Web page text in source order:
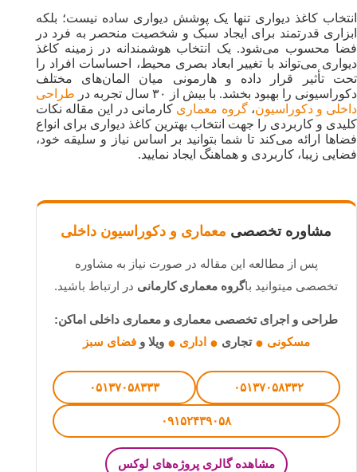
انتخاب کاغذ دیواری تنها یک پوشش دیواری ساده نیست؛ بلکه
ابزاری قدرتمند برای ایجاد سبک و شخصیت منحصر به فرد در
فضا محسوب می‌شود. یک انتخاب هوشمندانه در زمینه کاغذ
دیواری می‌تواند با تغییر ابعاد بصری محیط، احساسات افراد را
تحت تأثیر قرار داده و هارمونی میان المان‌های مختلف
دکوراسیونی را بهبود بخشد. با بیش از ۳۰ سال تجربه در
طراحی
داخلی و دکوراسیون،گروه معماری کارمانی در این مقاله نکات
کلیدی و کاربردی را جهت انتخاب بهترین کاغذ دیواری برای انواع
فضاها ارائه می‌کند تا شما بتوانید بر اساس نیاز و سلیقه خود،
فضایی زیبا، کاربردی و هماهنگ ایجاد نمایید.
مشاوره تخصصی معماری و دکوراسیون داخلی
پس از مطالعه این مقاله در صورت نیاز به مشاوره
تخصصی میتوانید باگروه معماری کارمانی در ارتباط باشید.
طراحی و اجرای تخصصی معماری و معماری داخلی اماکن:
مسکونی ● تجاری ● اداری ● ویلا وفضای سبز
۰۵۱۳۷۰۵۸۳۳۲ ۰۵۱۳۷۰۵۸۳۳۳
۰۹۱۵۲۴۳۹۰۵۸
مشاهده گالری پروژه‌های لوکس